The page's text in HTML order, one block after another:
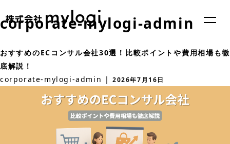
corporate-mylogi-admin
おすすめのECコンサル会社30選！比較ポイントや費用相場も徹
底解説！
corporate-mylogi-admin |2026年7月16日